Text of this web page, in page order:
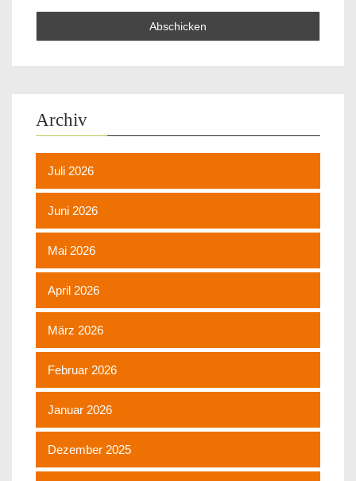
Archiv
Juli 2026
Juni 2026
Mai 2026
April 2026
März 2026
Februar 2026
Januar 2026
Dezember 2025